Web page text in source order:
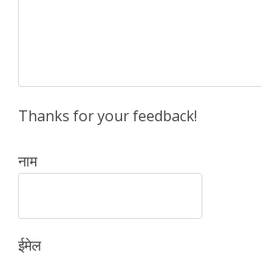
Thanks for your feedback!
नाम
ईमेल